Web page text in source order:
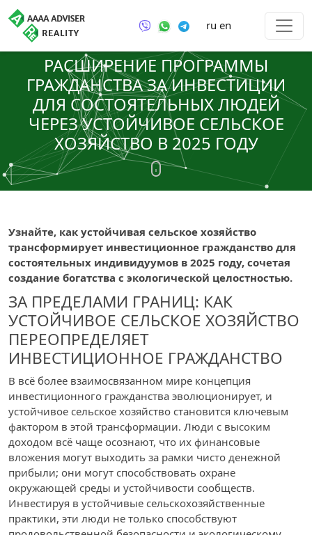
ru en
РАСШИРЕНИЕ ПРОГРАММЫ
ГРАЖДАНСТВА ЗА ИНВЕСТИЦИИ
ДЛЯ СОСТОЯТЕЛЬНЫХ ЛЮДЕЙ
ЧЕРЕЗ УСТОЙЧИВОЕ СЕЛЬСКОЕ
ХОЗЯЙСТВО В 2025 ГОДУ
Узнайте, как устойчивая сельское хозяйство
трансформирует инвестиционное гражданство для
состоятельных индивидуумов в 2025 году, сочетая
создание богатства с экологической целостностью.
ЗА ПРЕДЕЛАМИ ГРАНИЦ: КАК
УСТОЙЧИВОЕ СЕЛЬСКОЕ ХОЗЯЙСТВО
ПЕРЕОПРЕДЕЛЯЕТ
ИНВЕСТИЦИОННОЕ ГРАЖДАНСТВО
В всё более взаимосвязанном мире концепция
инвестиционного гражданства эволюционирует, и
устойчивое сельское хозяйство становится ключевым
фактором в этой трансформации. Люди с высоким
доходом всё чаще осознают, что их финансовые
вложения могут выходить за рамки чисто денежной
прибыли; они могут способствовать охране
окружающей среды и устойчивости сообществ.
Инвестируя в устойчивые сельскохозяйственные
практики, эти люди не только способствуют